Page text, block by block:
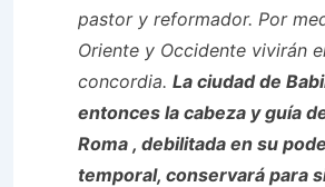
pastor y reformador. Por
Oriente y Occidente vivirán
concordia. La ciudad de
entonces la cabeza y guía
Roma , debilitada en su
temporal, conservará para